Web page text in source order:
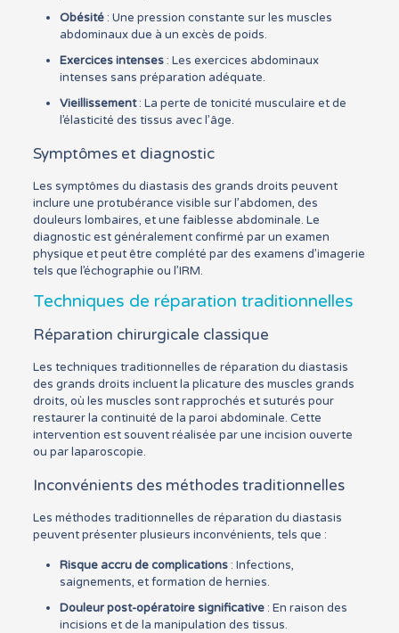
Obésité: Une pression constante sur les muscles
abdominaux due à un excès de poids.
Exercices intenses: Les exercices abdominaux
intenses sans préparation adéquate.
Vieillissement: La perte de tonicité musculaire et de
l’élasticité des tissus avec l’âge.
Symptômes et diagnostic
Les symptômes du diastasis des grands droits peuvent
inclure une protubérance visible sur l’abdomen, des
douleurs lombaires, et une faiblesse abdominale. Le
diagnostic est généralement confirmé par un examen
physique et peut être complété par des examens d’imagerie
tels que l’échographie ou l’IRM.
Techniques de réparation traditionnelles
Réparation chirurgicale classique
Les techniques traditionnelles de réparation du diastasis
des grands droits incluent la plicature des muscles grands
droits, où les muscles sont rapprochés et suturés pour
restaurer la continuité de la paroi abdominale. Cette
intervention est souvent réalisée par une incision ouverte
ou par laparoscopie.
Inconvénients des méthodes traditionnelles
Les méthodes traditionnelles de réparation du diastasis
peuvent présenter plusieurs inconvénients, tels que :
Risque accru de complications: Infections,
saignements, et formation de hernies.
Douleur post-opératoire significative: En raison des
incisions et de la manipulation des tissus.